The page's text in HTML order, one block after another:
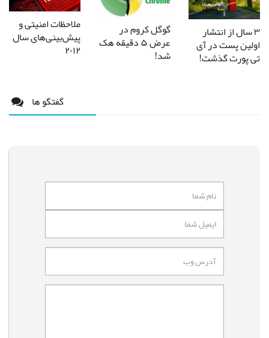
۳ سال از انتشار
اولین پست در آی
تی پورت گذشت!
گوگل کروم در
عرض ۵ دقیقه هک
شد!
ملاحظات امنیتی و
پیش‌بینی‌های سال
۲۰۱۲
گفتگو ها